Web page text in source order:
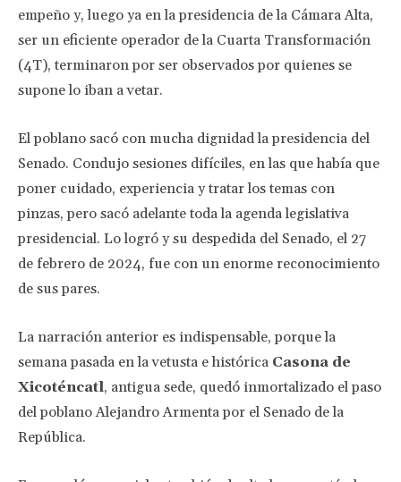
empeño y, luego ya en la presidencia de la Cámara Alta,
ser un eficiente operador de la Cuarta Transformación
(4T), terminaron por ser observados por quienes se
supone lo iban a vetar.
El poblano sacó con mucha dignidad la presidencia del
Senado. Condujo sesiones difíciles, en las que había que
poner cuidado, experiencia y tratar los temas con
pinzas, pero sacó adelante toda la agenda legislativa
presidencial. Lo logró y su despedida del Senado, el 27
de febrero de 2024, fue con un enorme reconocimiento
de sus pares.
La narración anterior es indispensable, porque la
semana pasada en la vetusta e histórica Casona de
Xicoténcatl, antigua sede, quedó inmortalizado el paso
del poblano Alejandro Armenta por el Senado de la
República.